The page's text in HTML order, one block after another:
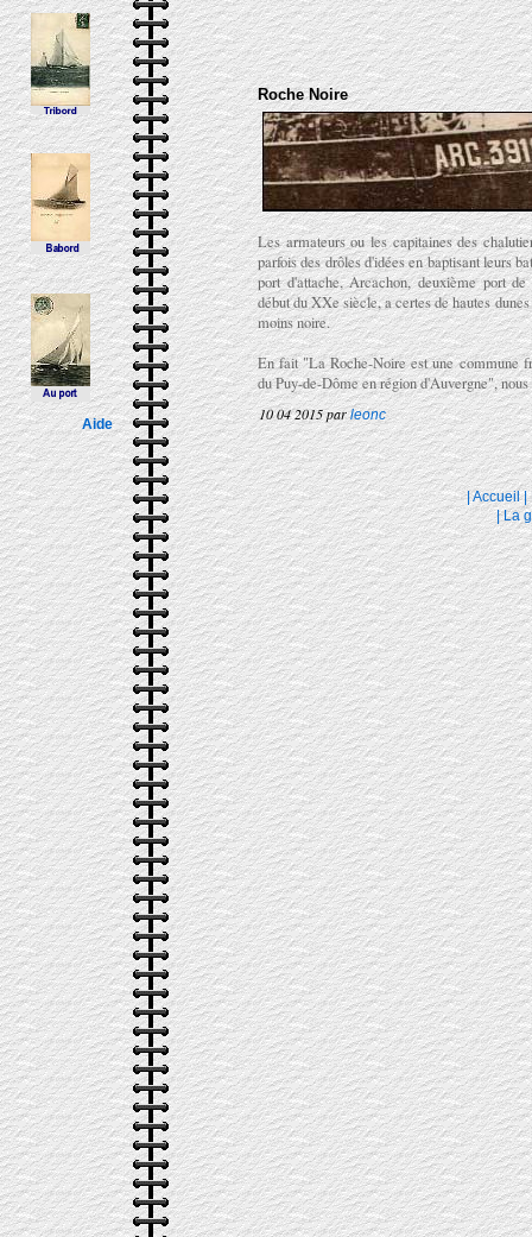
Aide
Roche Noire
Les armateurs ou les capitaines des
parfois des drôles d'idées en baptisant leurs
port d'attache, Arcachon, deuxième port
début du XXe siècle, a certes de hautes
moins noire.
En fait "La Roche-Noire est une commune
du Puy-de-Dôme en région d'Auvergne",
10 04 2015 parleonc
| Accueil |
|La